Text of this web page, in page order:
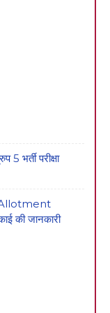
परीक्षा
की जानकारी